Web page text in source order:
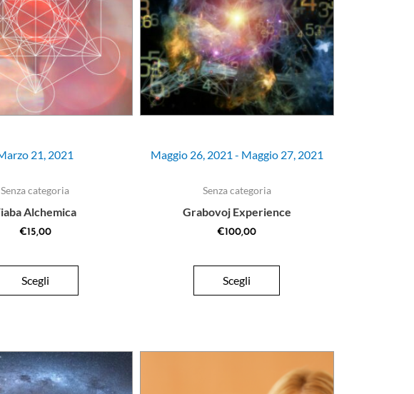
21, 2021
Senza categoria
Alchemica
€15,00
Scegli
Maggio 26, 2021 - Maggio 27, 2021
Senza categoria
Grabovoj Experience
€100,00
Scegli